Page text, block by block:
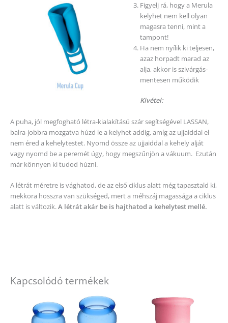
Figyelj rá, hogy a Merula
kelyhet nem kell olyan
magasra tenni, mint a
tampont!
Ha nem nyílik ki teljesen,
azaz horpadt marad az
alja, akkor is szivárgás-
mentesen működik
Kivétel:
A puha, jól megfogható létra-kialakítású szár segítségével LASSAN,
balra-jobbra mozgatva húzd le a kelyhet addig, amíg az ujjaiddal el
nem éred a kehelytestet. Nyomd össze az ujjaiddal a kehely alját
vagy nyomd be a peremét úgy, hogy megszűnjön a vákuum. Ezután
már könnyen ki tudod húzni.
A létrát méretre is vághatod, de az első ciklus alatt még tapasztald ki,
mekkora hosszra van szükséged, mert a méhszáj magassága a ciklus
alatt is változik.A létrát akár be is hajthatod a kehelytest mellé.
Kapcsolódó termékek